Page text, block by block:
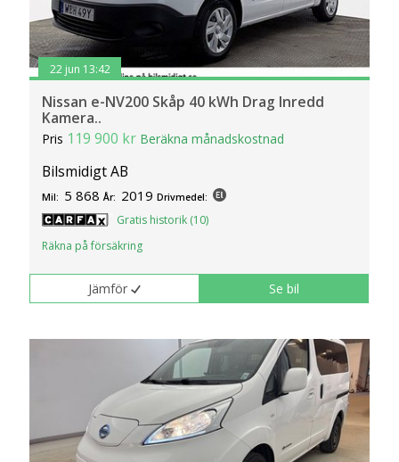
22 jun 13:42
Nissan e-NV200 Skåp 40 kWh Drag Inredd
Kamera..
Pris 119 900 kr Beräkna månadskostnad
Bilsmidigt AB
Mil: 5 868 År: 2019 Drivmedel:
Gratis historik (10)
Räkna på försäkring
Jämför Se bil